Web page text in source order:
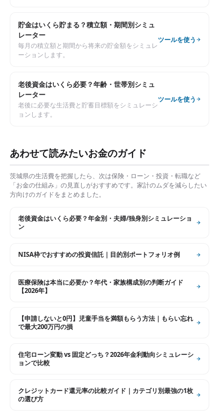
貯金はいくら貯まる？積立額・期間別シミュ
レーター
毎月の積立額と期間から将来の貯金額をシミュレ
ーションします。
ツールを使う
老後資金はいくら必要？年齢・世帯別シミュ
レーター
老後に必要な生活費と貯蓄目標額をシミュレーシ
ョンします。
ツールを使う
あわせて読みたいお金のガイド
茨城県の生活費を把握したら、次は保険・ローン・投資・転職など
「お金の仕組み」の見直しがおすすめです。家計のムダを減らしたい
方向けのガイドをまとめました。
老後資金はいくら必要？年金別・夫婦/独身別シミュレーショ
ン
NISA枠でおすすめの投資信託｜目的別ポートフォリオ例
医療保険は本当に必要か？年代・家族構成別の判断ガイド
【2026年】
【申請しないと0円】児童手当を満額もらう方法｜もらい忘れ
で最大200万円の損
住宅ローン変動 vs 固定どっち？2026年金利動向シミュレーシ
ョンで比較
クレジットカード還元率の比較ガイド｜カテゴリ別最強の1枚
の選び方